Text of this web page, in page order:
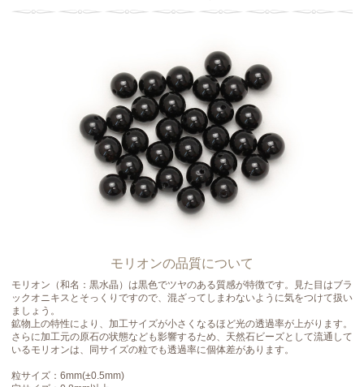
モリオンの品質について
モリオン（和名：黒水晶）は黒色でツヤのある質感が特徴です。見た目はブラ
ックオニキスとそっくりですので、混ざってしまわないように気をつけて扱い
ましょう。
鉱物上の特性により、加工サイズが小さくなるほど光の透過率が上がります。
さらに加工元の原石の状態なども影響するため、天然石ビーズとして流通して
いるモリオンは、同サイズの粒でも透過率に個体差があります。
粒サイズ：6mm(±0.5mm)